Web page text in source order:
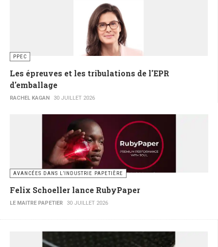
PPEC
Les épreuves et les tribulations de l'EPR
d'emballage
RACHEL KAGAN 30 JUILLET 2026
AVANCÉES DANS L’INDUSTRIE PAPETIÈRE
Felix Schoeller lance RubyPaper
LE MAITRE PAPETIER 30 JUILLET 2026